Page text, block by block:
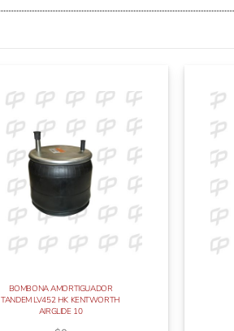
BOMBONA AMORTIGUADOR
TANDEM LV452 HK KENTWORTH
AIRGLIDE 10